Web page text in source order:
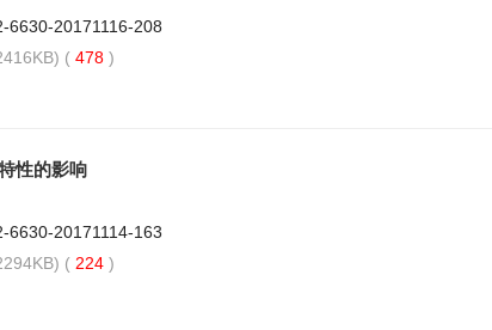
6630-20171116-208
( 478 )
性的影响
6630-20171114-163
( 224 )